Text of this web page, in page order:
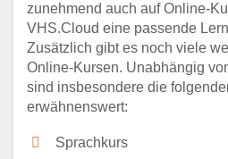
zunehmend auch auf Online-
VHS.Cloud eine passende
Zusätzlich gibt es noch viele
Online-Kursen. Unabhängig
sind insbesondere die
erwähnenswert:
Sprachkurs